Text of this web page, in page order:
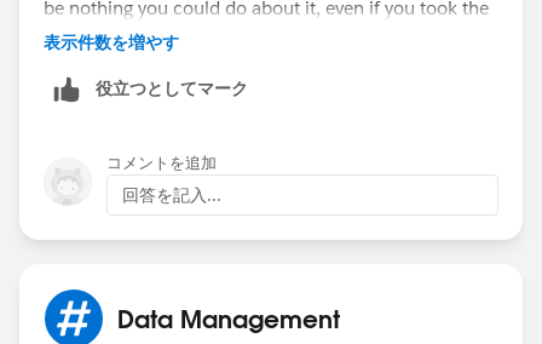
be nothing you could do about it, even if you took the
form offline.
So, just bear that in mind and if it's at all feasible, you
pass in the Org ID behind the scenes.
表示件数を増やす
役立つとしてマーク
コメントを追加
回答を記入...
Data Management